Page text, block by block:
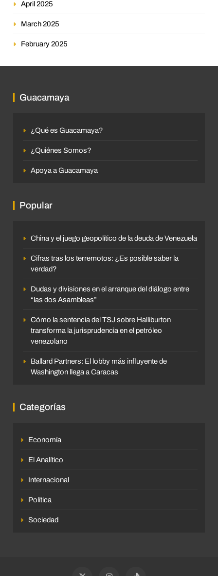
April 2025
March 2025
February 2025
Guacamaya
¿Qué es Guacamaya?
¿Quiénes Somos?
Apoya a Guacamaya
Popular
China y el juego geopolítico de la deuda de Venezuela
Cifras tras los terremotos: ¿Es posible saber la
verdad?
Dudas y divisiones en el arranque del diálogo entre
“las dos Asambleas”
Cómo la sentencia del TSJ sobre Halliburton
transforma la jurisprudencia en el petróleo
venezolano
Ballard Partners: El lobby más influyente de
Washington llega a Caracas
Categorías
Economía
El Analítico
Internacional
Política
Sociedad